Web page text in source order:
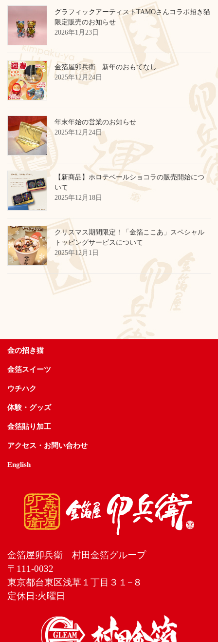
グラフィックアーティストTAMOさんコラボ招き猫
限定販売のお知らせ
2026年1月23日
金箔屋卯兵衛 新年のおもてなし
2025年12月24日
年末年始の営業のお知らせ
2025年12月24日
【新商品】ホロテベールショコラの販売開始につ
いて
2025年12月18日
クリスマス期間限定！「金箔ここあ」スペシャル
トッピングサービスについて
2025年12月1日
金の招き猫
金箔スイーツ
ウチハク
体験・グッズ
金箔貼り加工
アクセス・お問い合わせ
English
金箔屋卯兵衛 村田金箔グループ
〒111-0032
東京都台東区浅草１丁目３１−８
定休日:火曜日